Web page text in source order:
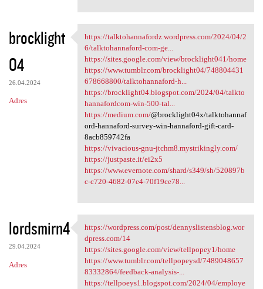
brocklight
04
26.04.2024
Adres
https://talktohannafordz
https://talktohannafordz.wordpress.com/2024/04/2
6/talktohannaford-com-ge...
https://sites.google.com/view/brocklight041/home
https://www.tumblr.com/brocklight04/748804431
678668800/talktohannaford-h...
https://brocklight04.blogspot.com/2024/04/talkto
hannafordcom-win-500-tal...
https://medium.com/@brocklight04x/talktohannaf
ord-hannaford-survey-win-hannaford-gift-card-
8acb859742fa
https://vivacious-gnu-jtchm8.mystrikingly.com/
https://justpaste.it/ei2x5
https://www.evernote.com/shard/s349/sh/520897b
c-c720-4682-07e4-70f19ce78...
lordsmirn4
29.04.2024
Adres
https://wordpress.com/post
https://wordpress.com/post/dennyslistensblog.wor
dpress.com/14
https://sites.google.com/view/tellpopey1/home
https://www.tumblr.com/tellpopeysd/7489048657
83332864/feedback-analysis-...
https://tellpoeys1.blogspot.com/2024/04/employe